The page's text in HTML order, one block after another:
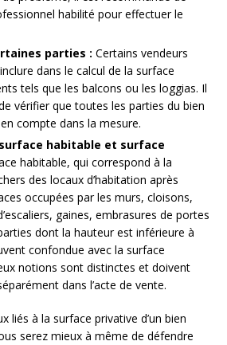
habilité pour effectuer le
parties : Certains vendeurs
dans le calcul de la surface
tels que les balcons ou les loggias. Il
vérifier que toutes les parties du bien
compte dans la mesure.
habitable et surface
habitable, qui correspond à la
des locaux d’habitation après
occupées par les murs, cloisons,
gaines, embrasures de portes
dont la hauteur est inférieure à
confondue avec la surface
notions sont distinctes et doivent
dans l’acte de vente.
liés à la surface privative d’un bien
serez mieux à même de défendre